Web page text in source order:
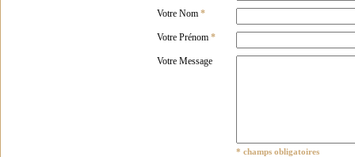
Votre Nom *
Votre Prénom *
Votre Message
* champs obligatoires